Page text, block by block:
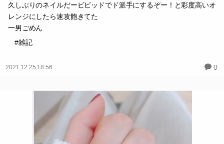
R3年ネイルその2
7月夏
久しぶりのネイルだービビッドでド派手にするぞー！と彩度高いオ
一男ごめん
2021.12.25 18:56